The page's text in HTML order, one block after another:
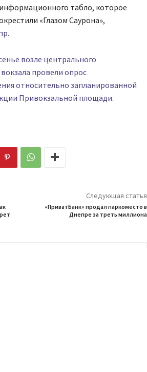
табло, которое
«Глазом Саурона»,
возле центрального
провели опрос
относительно запланированной
Привокзальной площади.
Следующая статья
«ПриватБанк» продал паркоместо в
Днепре за треть миллиона